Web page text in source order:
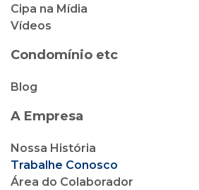
Cipa na Mídia
Vídeos
Condomínio etc
Blog
A Empresa
Nossa História
Trabalhe Conosco
Área do Colaborador